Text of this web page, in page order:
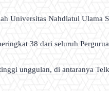
Universitas Nahdlatul Ulama
38 dari seluruh
unggulan, di antaranya